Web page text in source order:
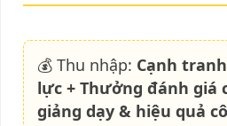
💰 Thu nhập: Cạnh
lực + Thưởng đánh giá
giảng dạy & hiệu quả